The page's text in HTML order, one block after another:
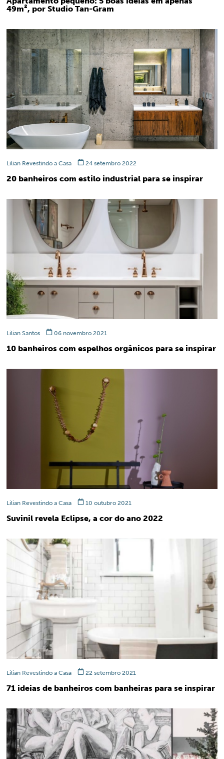
49m², por Studio Tan-Gram
Lilian Revestindo a Casa 24 setembro 2022
20 banheiros com estilo industrial para se inspirar
Lilian Santos 06 novembro 2021
10 banheiros com espelhos orgânicos para se inspirar
Lilian Revestindo a Casa 10 outubro 2021
Suvinil revela Eclipse, a cor do ano 2022
Lilian Revestindo a Casa 22 setembro 2021
71 ideias de banheiros com banheiras para se inspirar